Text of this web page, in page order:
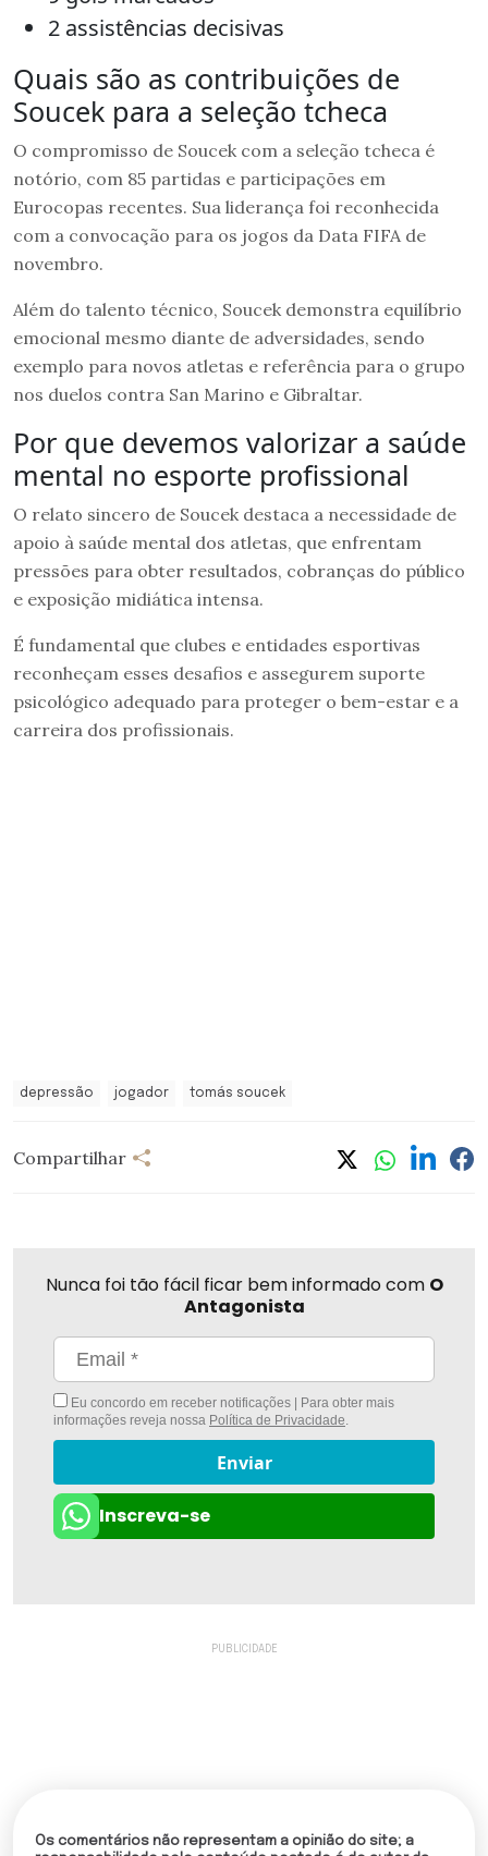
2 assistências decisivas
Quais são as contribuições de
Soucek para a seleção tcheca
O compromisso de Soucek com a seleção tcheca é
notório, com 85 partidas e participações em
Eurocopas recentes. Sua liderança foi reconhecida
com a convocação para os jogos da Data FIFA de
novembro.
Além do talento técnico, Soucek demonstra equilíbrio
emocional mesmo diante de adversidades, sendo
exemplo para novos atletas e referência para o grupo
nos duelos contra San Marino e Gibraltar.
Por que devemos valorizar a saúde
mental no esporte profissional
O relato sincero de Soucek destaca a necessidade de
apoio à saúde mental dos atletas, que enfrentam
pressões para obter resultados, cobranças do público
e exposição midiática intensa.
É fundamental que clubes e entidades esportivas
reconheçam esses desafios e assegurem suporte
psicológico adequado para proteger o bem-estar e a
carreira dos profissionais.
depressão jogador tomás soucek
Compartilhar
Nunca foi tão fácil ficar bem informado com O
Antagonista
Eu concordo em receber notificações | Para obter mais
informações reveja nossa Política de Privacidade.
Enviar
Inscreva-se
Os comentários não representam a opinião do site; a